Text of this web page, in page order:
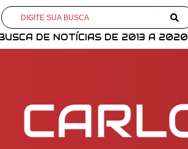
DE NOTÍCIAS DE 2013 A 2020